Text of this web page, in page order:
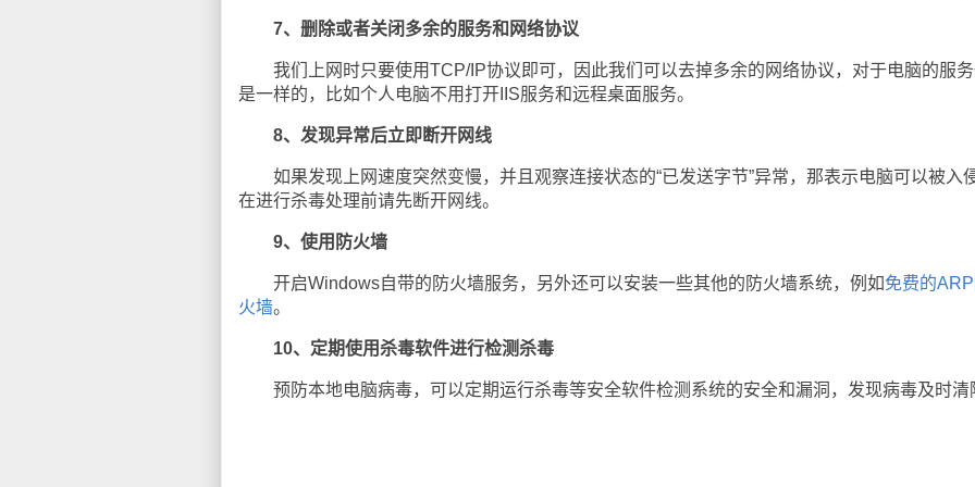
7、删除或者关闭多余的服务和网络协议
我们上网时只要使用TCP/IP协议即可，因此我们可以去掉多余的网络协议，对于电脑的服
是一样的，比如个人电脑不用打开IIS服务和远程桌面服务。
8、发现异常后立即断开网线
如果发现上网速度突然变慢，并且观察连接状态的“已发送字节”异常，那表示电脑可以被入侵
在进行杀毒处理前请先断开网线。
9、使用防火墙
开启Windows自带的防火墙服务，另外还可以安装一些其他的防火墙系统，例如免费的
火墙。
10、定期使用杀毒软件进行检测杀毒
预防本地电脑病毒，可以定期运行杀毒等安全软件检测系统的安全和漏洞，发现病毒及时清